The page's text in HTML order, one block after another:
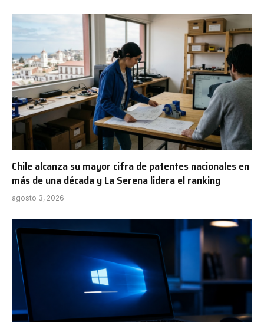
Chile alcanza su mayor cifra de patentes nacionales en
más de una década y La Serena lidera el ranking
agosto 3, 2026